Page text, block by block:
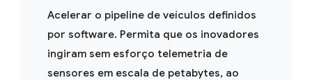
Acelerar o pipeline de veículos definidos
por software. Permita que os inovadores
ingiram sem esforço telemetria de
sensores em escala de petabytes, ao